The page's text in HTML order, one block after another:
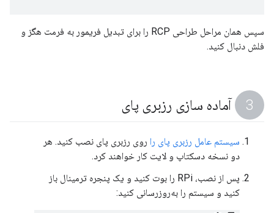
سپس همان مراحل طراحی RCP را برای تبدیل فریمور به فرمت هگز و
فلش دنبال کنید.
آماده سازی رزبری پای
سیستم عامل رزبری پای را روی رزبری پای نصب کنید. هر
دو نسخه دسکتاپ و لایت کار خواهند کرد.
پس از نصب، RPi را بوت کنید و یک پنجره ترمینال باز
کنید و سیستم را به‌روزرسانی کنید: